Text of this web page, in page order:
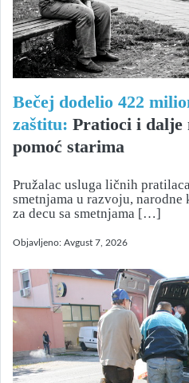
Bečej dodelio 422
zaštitu: Pratioci i dalje
pomoć starima
Pružalac usluga ličnih
smetnjama u razvoju,
za decu sa smetnjama […]
Objavljeno: Avgust 7, 2026